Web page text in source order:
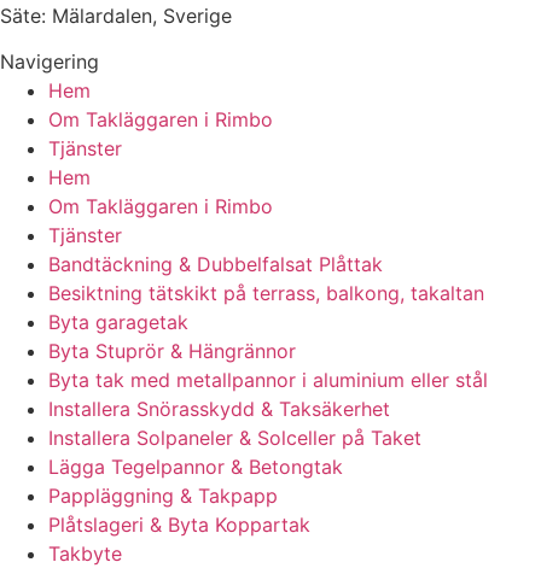
Säte: Mälardalen, Sverige
Navigering
Hem
Om Takläggaren i Rimbo
Tjänster
Hem
Om Takläggaren i Rimbo
Tjänster
Bandtäckning & Dubbelfalsat Plåttak
Besiktning tätskikt på terrass, balkong, takaltan
Byta garagetak
Byta Stuprör & Hängrännor
Byta tak med metallpannor i aluminium eller stål
Installera Snörasskydd & Taksäkerhet
Installera Solpaneler & Solceller på Taket
Lägga Tegelpannor & Betongtak
Pappläggning & Takpapp
Plåtslageri & Byta Koppartak
Takbyte